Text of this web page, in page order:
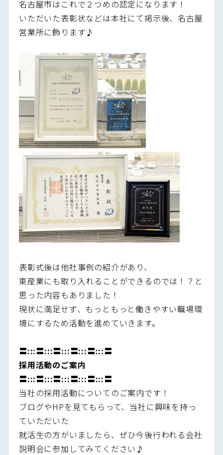
名古屋市はこれで２つめの認定になります！
いただいた表彰状などは本社にて掲示後、名古屋
営業所に飾ります♪
表彰式後は他社事例の紹介があり、
東産業にも取り入れることができるのでは！？と
思った内容もありました！
現状に満足せず、もっともっと働きやすい職場環
境にするため活動を進めていきます。
〓:::〓:::〓:::〓:::〓:::〓
採用活動のご案内
〓:::〓:::〓:::〓:::〓:::〓
当社の採用活動についてのご案内です！
ブログやHPを見てもらって、当社に興味を持っ
ていただいた
就活生の方がいましたら、ぜひ今後行われる会社
説明会に参加してみてください♪